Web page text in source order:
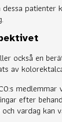
patienter
också en
av
efter
vardag kan